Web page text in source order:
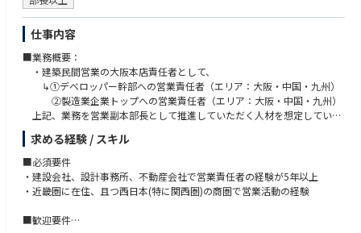
●職場の雰囲気
・1on1の頻繁な実施により、上司・部下間のコミュニケーションは活発
です
・個人の意見を尊重する風土があり、積極的なチャレンジが可能です
・各組織で勉強会も頻繁に開催されています
●キャリアパス
・上司・部下の相談の上、個人毎にキャリアパスを決定し、それに準じた
業務アサインとステップアップを実行します。
・ソフトウェア開発以外などのキャリアパスも可能です。（例えば プロダ
クトマネージメント など）
仕事内容
■業務概要：
・建築民間営業の大阪本店責任者として、
↳①デベロッパー幹部への営業責任者（エリア：大阪・中国・九州）
②製造業企業トップへの営業責任者（エリア：大阪・中国・九州）
上記、業務を営業副本部長として推進していただく人材を想定していま
す。
率先垂範でのトップ営業で、以下業務を推進いただきます。
◇各営業社員が取りまとめした案件の最終交渉（クロージング）
◇新規得意先の開拓及び定着
◇当社の関西・中国・九州での得意先を拡大・定着を図る
■業務の特徴
求める経験 / スキル
■必須要件
・建設会社、設計事務所、不動産会社で営業責任者の経験が5年以上
・近畿圏に在住、且つ西日本(特に関西圏)の商圏で営業活動の経験
■歓迎要件